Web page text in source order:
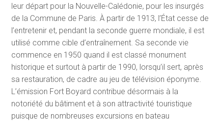
leur départ pour la Nouvelle-Calédonie, pour les insurgés
de la Commune de Paris. À partir de 1913, l’État cesse de
l’entretenir et, pendant la seconde guerre mondiale, il est
utilisé comme cible d’entraînement. Sa seconde vie
commence en 1950 quand il est classé monument
historique et surtout à partir de 1990, lorsqu’il sert, après
sa restauration, de cadre au jeu de télévision éponyme.
L’émission Fort Boyard contribue désormais à la
notoriété du bâtiment et à son attractivité touristique
puisque de nombreuses excursions en bateau